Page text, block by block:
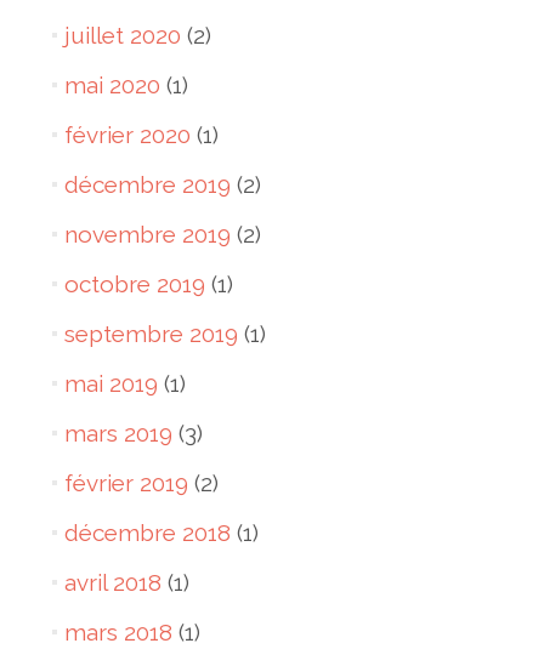
juillet 2020 (2)
mai 2020 (1)
février 2020 (1)
décembre 2019 (2)
novembre 2019 (2)
octobre 2019 (1)
septembre 2019 (1)
mai 2019 (1)
mars 2019 (3)
février 2019 (2)
décembre 2018 (1)
avril 2018 (1)
mars 2018 (1)